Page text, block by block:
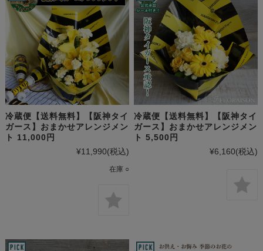
冷蔵便【送料無料】【阪神タイ
ガース】おまかせアレンジメン
ト 11,000円
¥11,990(税込)
在庫 ○
冷蔵便【送料無料】【阪神タイ
ガース】おまかせアレンジメン
ト 5,500円
¥6,160(税込)